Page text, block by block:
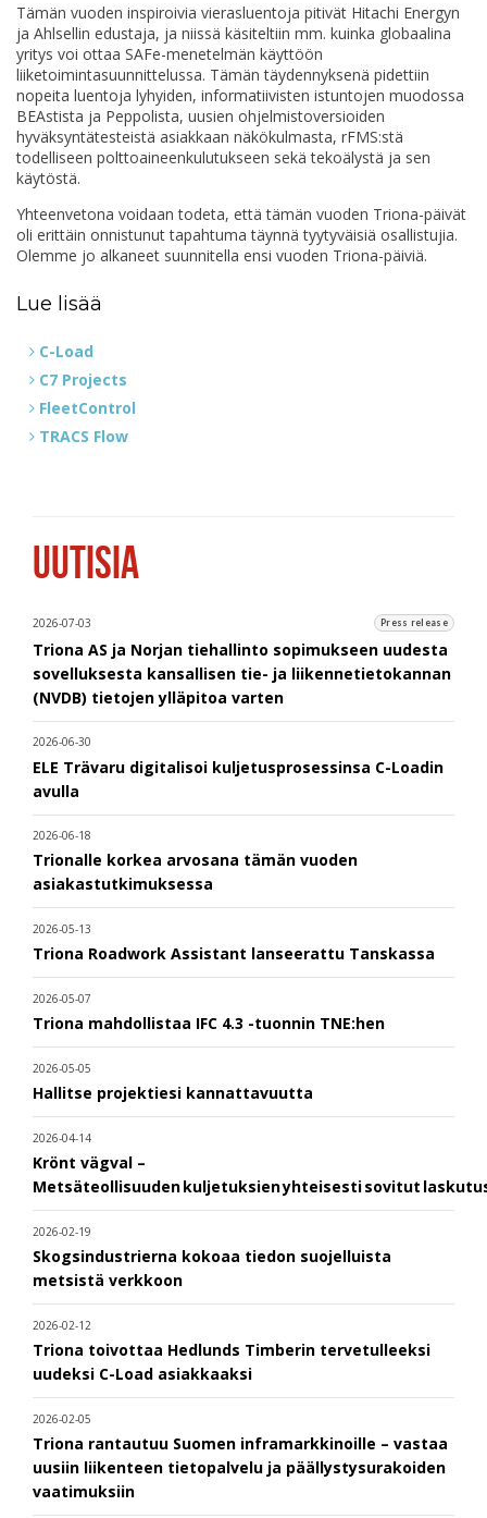
Tämän vuoden inspiroivia vierasluentoja pitivät Hitachi Energyn
ja Ahlsellin edustaja, ja niissä käsiteltiin mm. kuinka globaalina
yritys voi ottaa SAFe-menetelmän käyttöön
liiketoimintasuunnittelussa. Tämän täydennyksenä pidettiin
nopeita luentoja lyhyiden, informatiivisten istuntojen muodossa
BEAstista ja Peppolista, uusien ohjelmistoversioiden
hyväksyntätesteistä asiakkaan näkökulmasta, rFMS:stä
todelliseen polttoaineenkulutukseen sekä tekoälystä ja sen
käytöstä.
Yhteenvetona voidaan todeta, että tämän vuoden Triona-päivät
oli erittäin onnistunut tapahtuma täynnä tyytyväisiä osallistujia.
Olemme jo alkaneet suunnitella ensi vuoden Triona-päiviä.
Lue lisää
C-Load
C7 Projects
FleetControl
TRACS Flow
UUTISIA
2026-07-03 Press release
Triona AS ja Norjan tiehallinto sopimukseen uudesta
sovelluksesta kansallisen tie- ja liikennetietokannan
(NVDB) tietojen ylläpitoa varten
2026-06-30
ELE Trävaru digitalisoi kuljetusprosessinsa C-Loadin
avulla
2026-06-18
Trionalle korkea arvosana tämän vuoden
asiakastutkimuksessa
2026-05-13
Triona Roadwork Assistant lanseerattu Tanskassa
2026-05-07
Triona mahdollistaa IFC 4.3 -tuonnin TNE:hen
2026-05-05
Hallitse projektiesi kannattavuutta
2026-04-14
Krönt vägval –
Metsäteollisuuden kuljetuksien yhteisesti sovitut
2026-02-19
Skogsindustrierna kokoaa tiedon suojelluista
metsistä verkkoon
2026-02-12
Triona toivottaa Hedlunds Timberin tervetulleeksi
uudeksi C-Load asiakkaaksi
2026-02-05
Triona rantautuu Suomen inframarkkinoille – vastaa
uusiin liikenteen tietopalvelu ja päällystysurakoiden
vaatimuksiin